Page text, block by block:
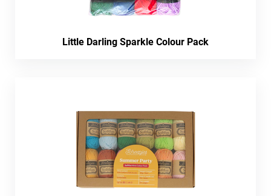
Little Darling Sparkle Colour Pack